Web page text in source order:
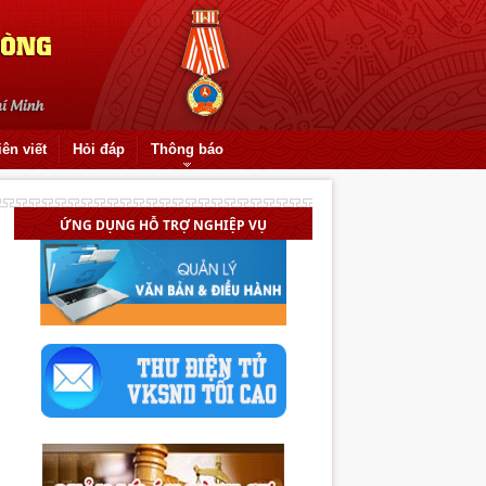
viết Hỏi đáp Thông báo
ỨNG DỤNG HỖ TRỢ NGHIỆP VỤ
Quốc hội bầu Viện trưởng VKSND tối
cao
Thẩm quyền áp dụng biện pháp bắt
buộc chữa bệnh trong giai đoạn giải
Thực hiện đột phá trong lĩnh vực kiểm
sát thi hành án hình sự
Đại hội Chi đoàn Liên cơ quan Viện